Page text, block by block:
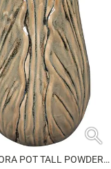
search
ВАЗА FLORA POT TALL POWDER TAUPE